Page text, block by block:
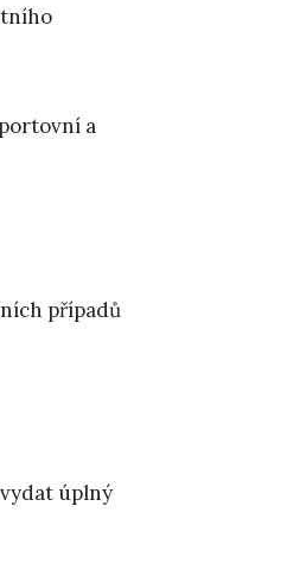
a
případů
úplný